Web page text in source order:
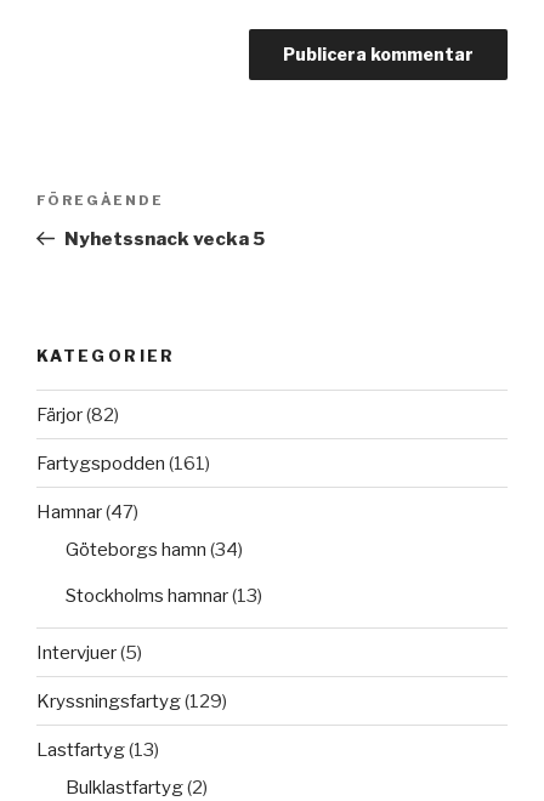
Inläggsnavigering
Föregående
inlägg
FÖREGÅENDE
Nyhetssnack vecka 5
KATEGORIER
Färjor(82)
Fartygspodden (161)
Hamnar(47)
Göteborgs hamn (34)
Stockholms hamnar(13)
Intervjuer(5)
Kryssningsfartyg(129)
Lastfartyg(13)
Bulklastfartyg(2)